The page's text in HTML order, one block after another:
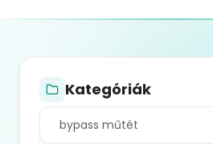
Kategóriák
bypass műtét